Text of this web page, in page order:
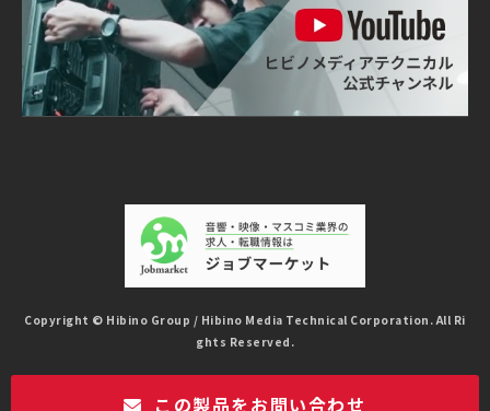
Copyright © Hibino Group / Hibino Media Technical Corporation. All Ri
ghts Reserved.
この製品をお問い合わせ